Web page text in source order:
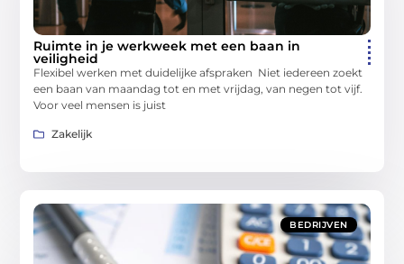
Ruimte in je werkweek met een baan in
veiligheid
Flexibel werken met duidelijke afspraken Niet iedereen zoekt
een baan van maandag tot en met vrijdag, van negen tot vijf.
Voor veel mensen is juist
Zakelijk
BEDRIJVEN